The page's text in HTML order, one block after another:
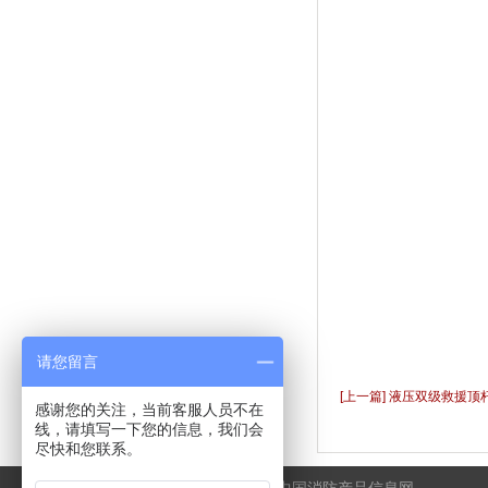
[上一篇] 液压双级救援顶
请您留言
感谢您的关注，当前客服人员不在
线，请填写一下您的信息，我们会
尽快和您联系。